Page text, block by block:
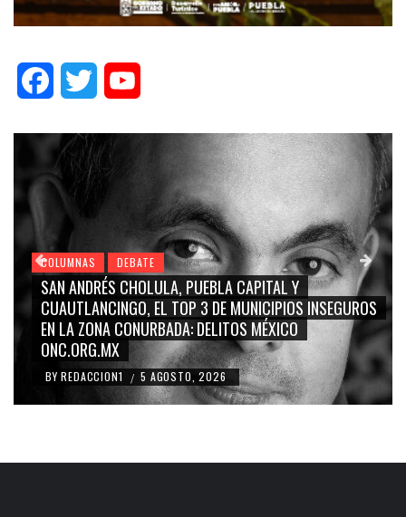
FacebookTwitter
COLUMNAS DEBATE
GRACE PALOMARES, NAY SALVATORI, SERGIO MAYER,
CARMEN SALINAS “LA CORCHOLATA”, CUAUHTÉMOC
BLANCO, SILVIA PINAL: LA TRIVIALIZACIÓN Y
RIDICULIZACIÓN DE LA REPRESENTACIÓN CIUDADANA
BY REDACCION1 / 4 AGOSTO, 2026